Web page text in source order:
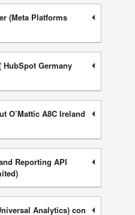
(Meta Platforms
Germany
O’Mattic A8C Ireland
Reporting API
Analytics) con